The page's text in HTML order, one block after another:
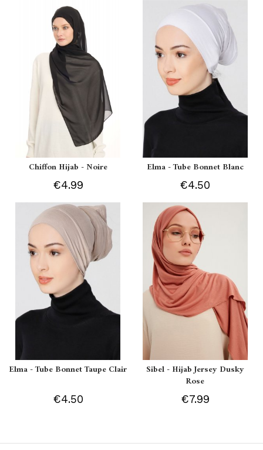
Chiffon Hijab - Noire
€4.99
Elma - Tube Bonnet Blanc
€4.50
Elma - Tube Bonnet Taupe Clair
€4.50
Sibel - Hijab Jersey Dusky
Rose
€7.99